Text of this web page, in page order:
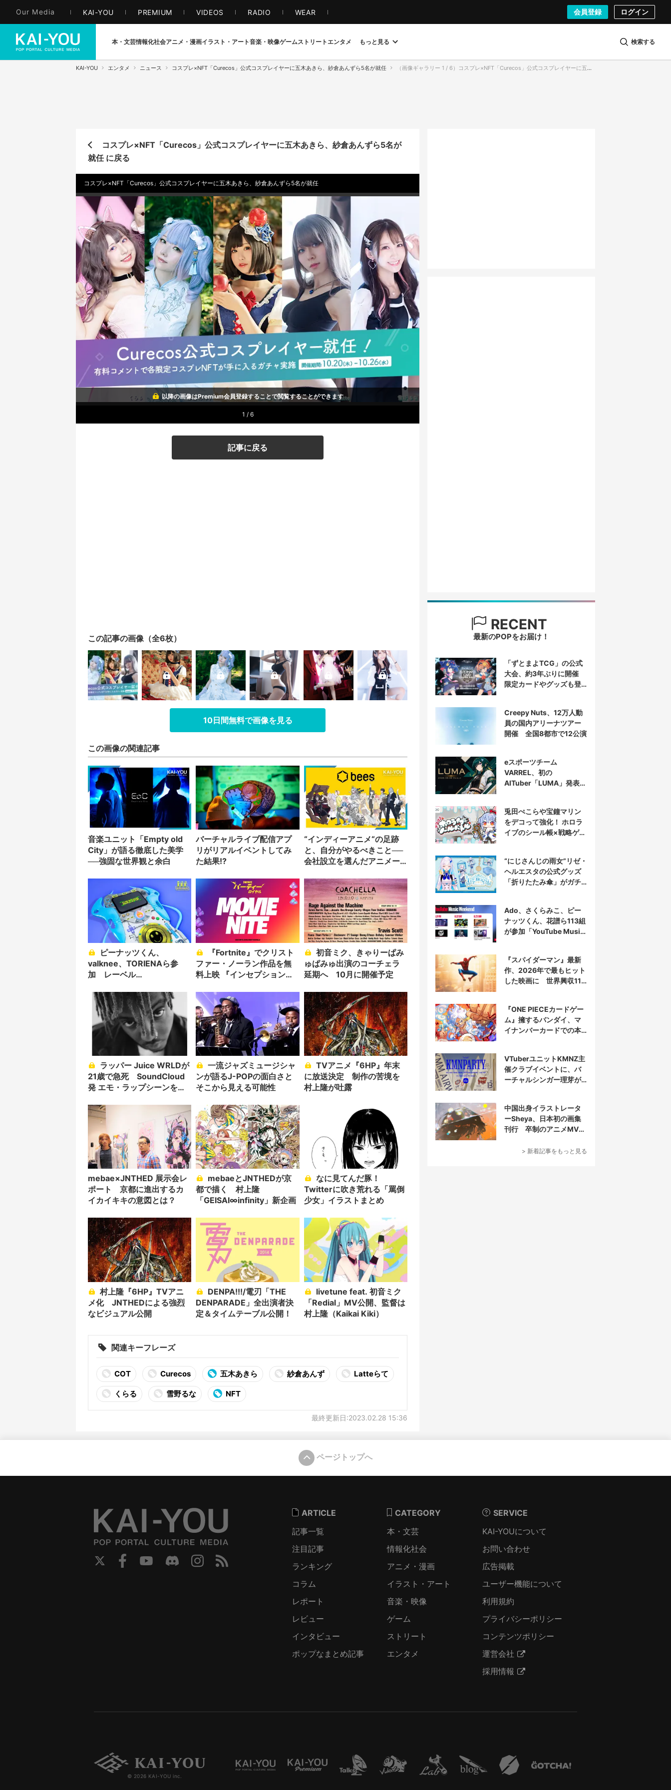
Our Media KAI-YOU PREMIUM VIDEOS RADIO WEAR 会員登録 ログイン
本・文芸情報化社会アニメ・漫画イラスト・アート音楽・映像ゲームストリート エンタメ もっと見る 検索する
KAI-YOU エンタメ ニュース コスプレ×NFT「Curecos」公式コスプレイヤーに五木あきら、紗倉あんずら5名が就任 （画像ギャラリー 1 / 6）コスプレ×NFT「Curecos」公式コスプレイヤーに五木あきら、紗倉あんずら5名が就任
コスプレ×NFT「Curecos」公式コスプレイヤーに五木あきら、紗倉あんずら5名が
就任 に戻る
コスプレ×NFT「Curecos」公式コスプレイヤーに五木あきら、紗倉あんずら5名が就任
以降の画像はPremium会員登録することで閲覧することができます
1 / 6
記事に戻る
この記事の画像（全6枚）
10日間無料で画像を見る
この画像の関連記事
音楽ユニット「Empty old
City」が語る徹底した美学
──強固な世界観と余白
バーチャルライブ配信アプ
リがリアルイベントしてみ
た結果!?
“インディーアニメ“の足跡
と、自分がやるべきこと──
会社設立を選んだアニメー
valknee、TORIENAら参
加 レーベル
リース
ファー・ノーラン作品を無
料上映 『インセプション』
ゅぱみゅ出演のコーチェラ
延期へ 10月に開催予定
21歳で急死 SoundCloud
発 エモ・ラップシーンを牽
一流ジャズミュージシャ
ンが語るJ-POPの面白さと
そこから見える可能性
に放送決定 制作の苦境を
村上隆が吐露
mebae×JNTHED 展示会レ
ポート 京都に進出するカ
イカイキキの意図とは？
都で描く 村上隆
「GEISAI∞infinity」新企画
Twitterに吹き荒れる「罵倒
少女」イラストまとめ
メ化 JNTHEDによる強烈
なビジュアル公開
DENPARADE」全出演者決
定＆タイムテーブル公開！
「Redial」MV公開、監督は
村上隆（Kaikai Kiki）
関連キーフレーズ
COT Curecos 五木あきら 紗倉あんず Latteらて
くらる 雪野るな NFT
最終更新日:2023.02.28 15:36
RECENT
最新のPOPをお届け！
「ずとまよTCG」の公式
大会、約3年ぶりに開催
限定カードやグッズも登
Creepy Nuts、12万人動
員の国内アリーナツアー
開催 全国8都市で12公演
eスポーツチーム
VARREL、初の
AITuber「LUMA」発表
兎田ぺこらや宝鐘マリン
をデコって強化！ ホロラ
イブのシール帳×戦略ゲー
“にじさんじの雨女”リゼ・
ヘルエスタの公式グッズ
「折りたたみ傘」がガチ
Ado、さくらみこ、ピー
ナッツくん、花譜ら113組
が参加「YouTube Music
『スパイダーマン』最新
作、2026年で最もヒット
した映画に 世界興収11
『ONE PIECEカードゲー
ム』擁するバンダイ、マ
イナンバーカードでの本
VTuberユニットKMNZ主
催クラブイベントに、バ
ーチャルシンガー理芽が
中国出身イラストレータ
ーSheya、日本初の画集
刊行 卒制のアニメMVが
> 新着記事をもっと見る
ページトップへ
ARTICLE
記事一覧
注目記事
ランキング
コラム
レポート
レビュー
インタビュー
ポップなまとめ記事
CATEGORY
本・文芸
情報化社会
アニメ・漫画
イラスト・アート
音楽・映像
ゲーム
ストリート
エンタメ
SERVICE
KAI-YOUについて
お問い合わせ
広告掲載
ユーザー機能について
利用規約
プライバシーポリシー
コンテンツポリシー
運営会社
採用情報
© 2026 KAI-YOU inc.